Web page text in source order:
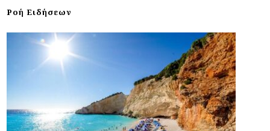
Ροή Ειδήσεων